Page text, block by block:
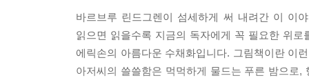
바르브루 린드그렌이 섬세하게 써 내려간 이 이
읽으면 읽을수록 지금의 독자에게 꼭 필요한 위
에릭손의 아름다운 수채화입니다. 그림책이란 이
아저씨의 쓸쓸함은 먹먹하게 물드는 푸른 밤으로